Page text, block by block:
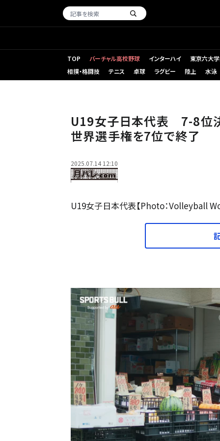
TOP バーチャル高校野球 インターハイ
東京六大
相撲・格闘技
テニス 卓球 ラグビー 陸上 水泳
U19女子日本代表 7-8位
世界選手権を7位で終了
2025.07.14 12:10
U19女子日本代表【Photo：